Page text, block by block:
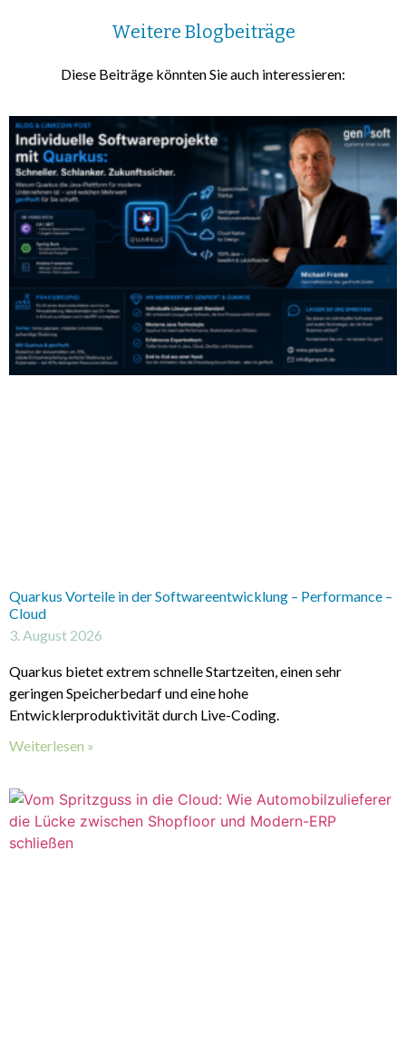
Weitere Blogbeiträge
Diese Beiträge könnten Sie auch interessieren:
Quarkus Vorteile in der Softwareentwicklung – Performance –
Cloud
3. August 2026
Quarkus bietet extrem schnelle Startzeiten, einen sehr
geringen Speicherbedarf und eine hohe
Entwicklerproduktivität durch Live-Coding.
Weiterlesen »